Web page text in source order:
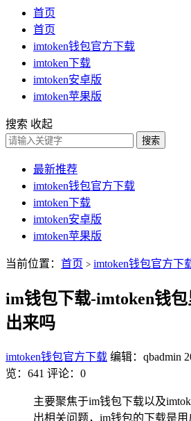
首页
首页
imtoken钱包官方下载
imtoken下载
imtoken安卓版
imtoken苹果版
搜索 收起
搜索
最新推荐
imtoken钱包官方下载
imtoken下载
imtoken安卓版
imtoken苹果版
当前位置： 首页 > imtoken钱包官方下
im钱包下载-imtoken钱
出来吗
imtoken钱包官方下载 编辑：qbadmin
览：641 评论：0
主要聚焦于im钱包下载以及
出相关问题，im钱包的下载是